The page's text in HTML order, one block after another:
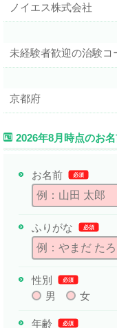
ノイエス株式会社
未経験者歓迎の治験コ
京都府
2026年8月時点のお
お名前 必須
ふりがな 必須
性別 必須
男 女
年齢 必須